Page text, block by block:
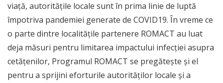
viață, autoritățile locale sunt în prima linie de luptă
împotriva pandemiei generate de COVID19. În vreme ce
o parte dintre localitățile partenere ROMACT au luat
deja măsuri pentru limitarea impactului infecției asupra
cetățenilor, Programul ROMACT se pregătește și el
pentru a sprijini eforturile autorităților locale și a